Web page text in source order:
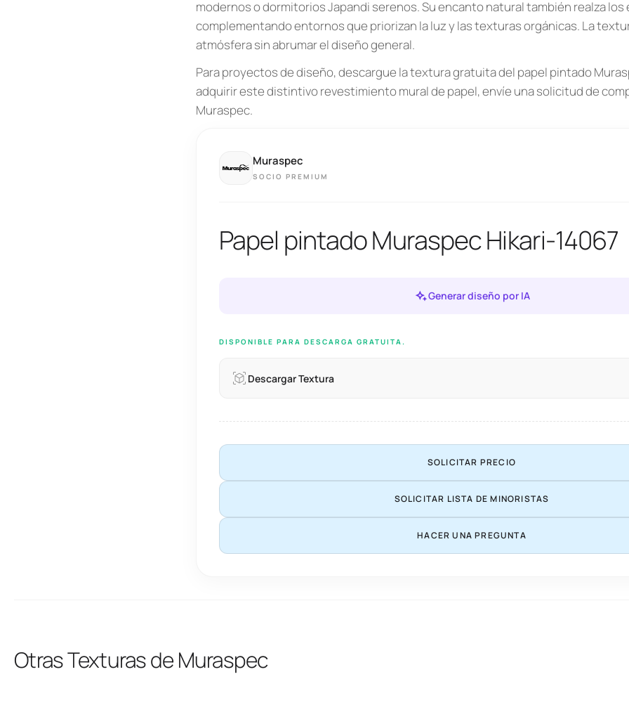
modernos o dormitorios Japandi serenos. Su encanto natural también realza
complementando entornos que priorizan la luz y las texturas orgánicas. La
atmósfera sin abrumar el diseño general.
Para proyectos de diseño, descargue la textura gratuita del papel pintado
adquirir este distintivo revestimiento mural de papel, envíe una solicitud de
Muraspec.
Muraspec
SOCIO PREMIUM
Papel pintado Muraspec Hikari-14067
Generar diseño por IA
DISPONIBLE PARA DESCARGA GRATUITA.
Descargar Textura
SOLICITAR PRECIO
SOLICITAR LISTA DE MINORISTAS
HACER UNA PREGUNTA
Otras Texturas de Muraspec